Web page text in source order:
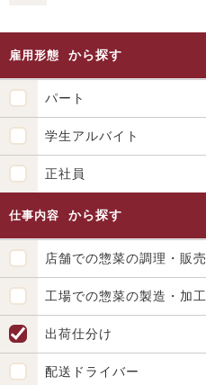
雇用形態 から探す
パート
学生アルバイト
正社員
仕事内容 から探す
店舗での惣菜の調理・販売
工場での惣菜の製造・加工
出荷仕分け
配送ドライバー